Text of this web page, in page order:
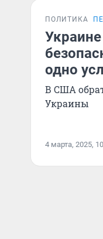
ПОЛИТИКА
одно
В США
Украины
4 марта, 2025,